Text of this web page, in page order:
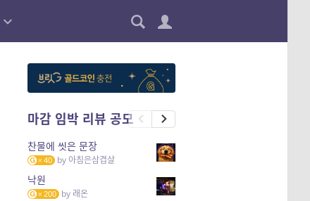
마감 임박 리뷰 공모
찬물에 씻은 문장
40 by 아침은삼겹살
낙원
200 by 래온